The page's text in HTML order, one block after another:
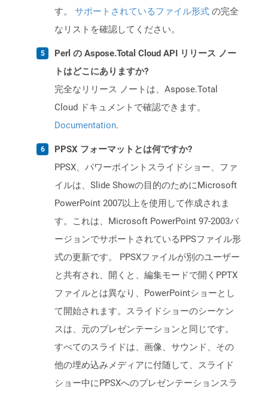
す。 サポートされているファイル形式 の完全
なリストを確認してください。
Perl の Aspose.Total Cloud API リリース ノー
トはどこにありますか?
完全なリリース ノートは、Aspose.Total
Cloud ドキュメントで確認できます。
Documentation.
PPSX フォーマットとは何ですか?
PPSX、パワーポイントスライドショー、ファ
イルは、Slide Showの目的のためにMicrosoft
PowerPoint 2007以上を使用して作成されま
す。これは、Microsoft PowerPoint 97-2003バ
ージョンでサポートされているPPSファイル形
式の更新です。 PPSXファイルが別のユーザー
と共有され、開くと、編集モードで開くPPTX
ファイルとは異なり、PowerPointショーとし
て開始されます。スライドショーのシーケン
スは、元のプレゼンテーションと同じです。
すべてのスライドは、画像、サウンド、その
他の埋め込みメディアに付随して、スライド
ショー中にPPSXへのプレゼンテーションスラ